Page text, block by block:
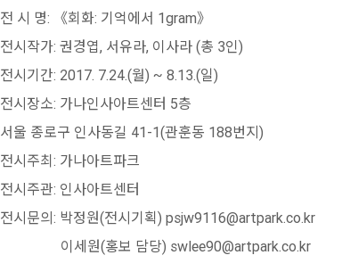
전 시 명: 《회화: 기억에서 1gram》
전시작가: 권경엽, 서유라, 이사라 (총 3인)
전시기간: 2017. 7.24.(월) ~ 8.13.(일)
전시장소: 가나인사아트센터 5층
서울 종로구 인사동길 41-1(관훈동 188번지)
전시주최: 가나아트파크
전시주관: 인사아트센터
전시문의: 박정원(전시기획) psjw9116@artpark.co.kr
이세원(홍보 담당) swlee90@artpark.co.kr